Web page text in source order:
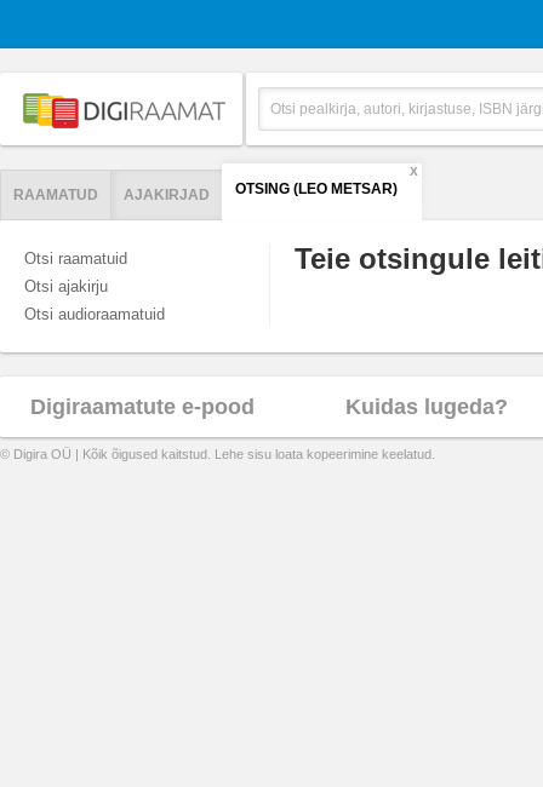
RAAMATUD AJAKIRJAD OTSING (LEO METSAR)
X
Otsi raamatuid
Otsi ajakirju
Otsi audioraamatuid
Teie otsingule
Digiraamatute e-pood Kuidas lugeda?
© Digira OÜ | Kõik õigused kaitstud. Lehe sisu loata kopeerimine keelatud.